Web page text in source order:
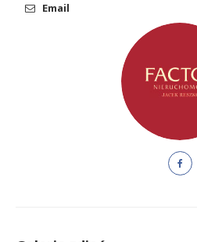
Email